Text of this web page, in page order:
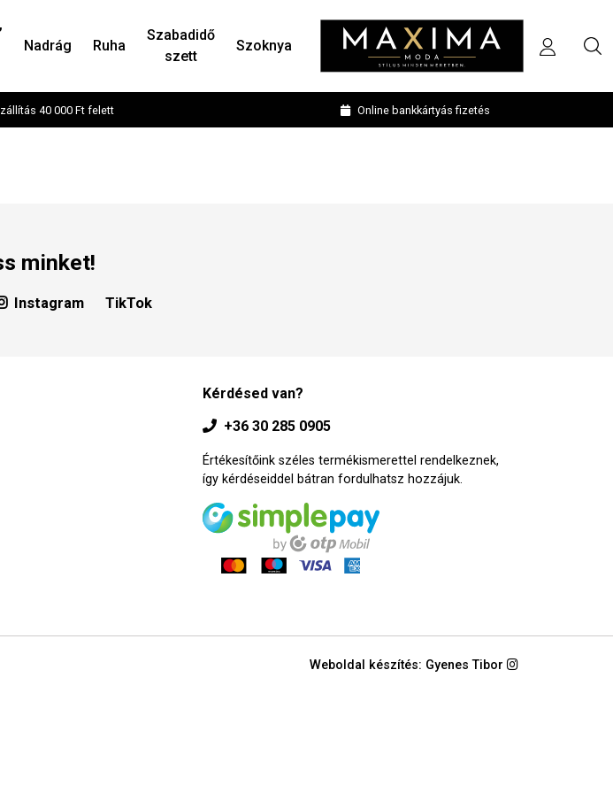
Nadrág Ruha
Szabadidő
szett
Szoknya
40 000 Ft felett Online bankkártyás fizetés
minket!
Instagram TikTok
Kérdésed van?
+36 30 285 0905
Értékesítőink széles termékismerettel rendelkeznek,
így kérdéseiddel bátran fordulhatsz hozzájuk.
Weboldal készítés: Gyenes Tibor